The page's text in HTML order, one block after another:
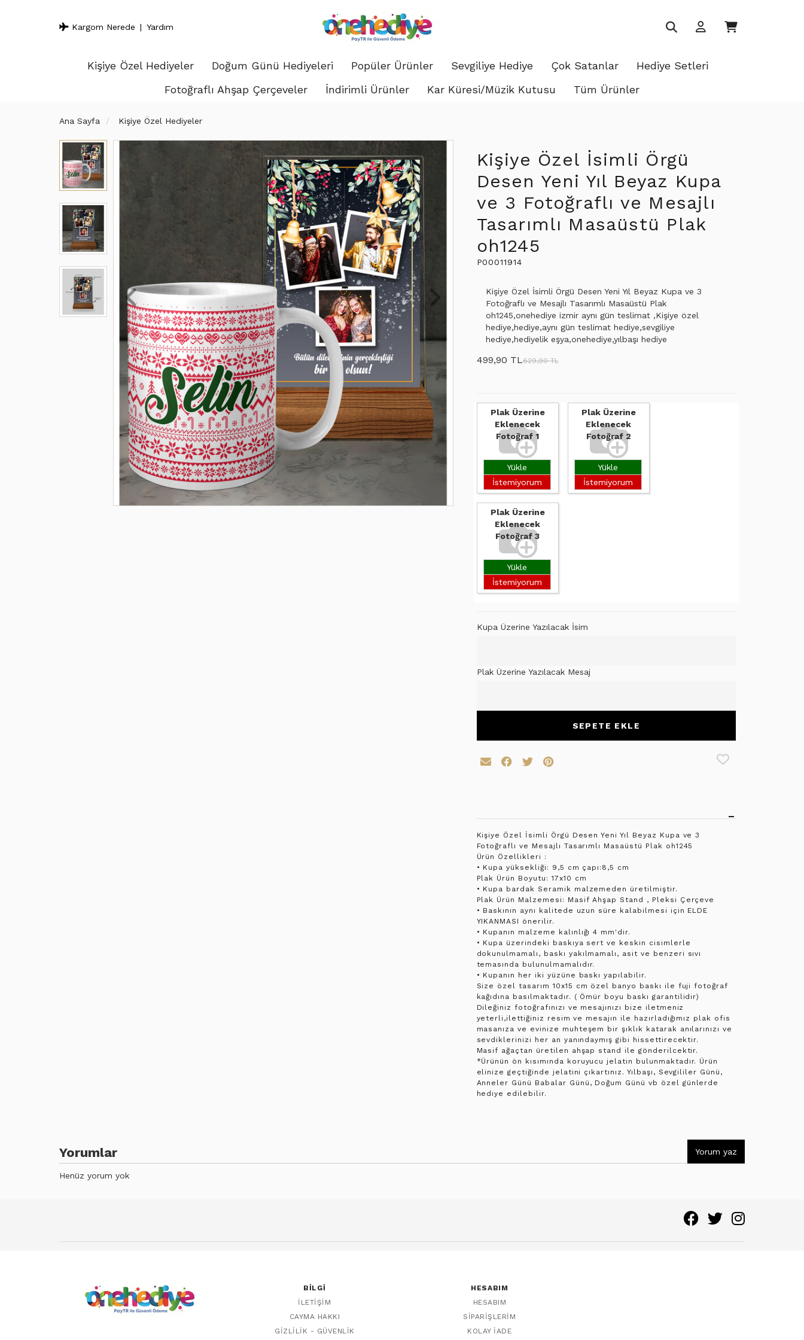
Kargom Nerede Yardım
Kişiye Özel Hediyeler Doğum Günü Hediyeleri Popüler Ürünler Sevgiliye Hediye Çok Satanlar
Hediye Setleri
Fotoğraflı Ahşap Çerçeveler
İndirimli Ürünler Kar Küresi/Müzik Kutusu Tüm Ürünler
Ana Sayfa Kişiye Özel Hediyeler
Kişiye Özel İsimli Örgü
Desen Yeni Yıl Beyaz Kupa
ve 3 Fotoğraflı ve Mesajlı
Tasarımlı Masaüstü Plak
oh1245
P00011914
Kişiye Özel İsimli Örgü Desen Yeni Yıl Beyaz Kupa ve 3
Fotoğraflı ve Mesajlı Tasarımlı Masaüstü Plak
oh1245,onehediye izmir aynı gün teslimat ,Kişiye özel
hediye,hediye,aynı gün teslimat hediye,sevgiliye
hediye,hediyelik eşya,onehediye,yılbaşı hediye
499,90 TL629,90 TL
Plak Üzerine
Eklenecek
Fotoğraf 1
Yükle
İstemiyorum
Plak Üzerine
Eklenecek
Fotoğraf 2
Yükle
İstemiyorum
Plak Üzerine
Eklenecek
Fotoğraf 3
Yükle
İstemiyorum
Kupa Üzerine Yazılacak İsim
Plak Üzerine Yazılacak Mesaj
SEPETE EKLE
Kişiye Özel İsimli Örgü Desen Yeni Yıl Beyaz Kupa ve 3
Fotoğraflı ve Mesajlı Tasarımlı Masaüstü Plak oh1245
Ürün Özellikleri :
• Kupa yüksekliği: 9,5 cm çapı:8,5 cm
Plak Ürün Boyutu: 17x10 cm
• Kupa bardak Seramik malzemeden üretilmiştir.
Plak Ürün Malzemesi: Masif Ahşap Stand , Pleksi Çerçeve
• Baskının aynı kalitede uzun süre kalabilmesi için ELDE
YIKANMASI önerilir.
• Kupanın malzeme kalınlığı 4 mm'dir.
• Kupa üzerindeki baskıya sert ve keskin cisimlerle
dokunulmamalı, baskı yakılmamalı, asit ve benzeri sıvı
temasında bulunulmamalıdır.
• Kupanın her iki yüzüne baskı yapılabilir.
Size özel tasarım 10x15 cm özel banyo baskı ile fuji fotoğraf
kağıdına basılmaktadır. ( Ömür boyu baskı garantilidir)
Dileğiniz fotoğrafınızı ve mesajınızı bize iletmeniz
yeterli,ilettiğiniz resim ve mesajın ile hazırladığımız plak ofis
masanıza ve evinize muhteşem bir şıklık katarak anılarınızı ve
sevdiklerinizi her an yanındaymış gibi hissettirecektir.
Masif ağaçtan üretilen ahşap stand ile gönderilcektir.
*Ürünün ön kısımında koruyucu jelatin bulunmaktadır. Ürün
elinize geçtiğinde jelatini çıkartınız. Yılbaşı, Sevgililer Günü,
Anneler Günü Babalar Günü, Doğum Günü vb özel günlerde
hediye edilebilir.
Yorumlar Yorum yaz
Henüz yorum yok
BILGI
İLETIŞIM
CAYMA HAKKI
GIZLILIK - GÜVENLIK
HESABIM
HESABIM
SIPARIŞLERIM
KOLAY İADE